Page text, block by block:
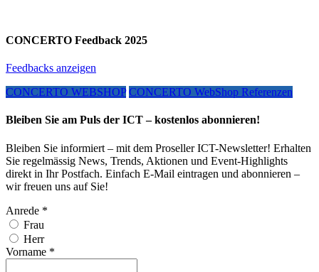
CONCERTO Feedback 2025
Feedbacks anzeigen
CONCERTO WEBSHOP CONCERTO WebShop Referenzen
Bleiben Sie am Puls der ICT – kostenlos abonnieren!
Bleiben Sie informiert – mit dem Proseller ICT-Newsletter! Erhalten
Sie regelmässig News, Trends, Aktionen und Event-Highlights
direkt in Ihr Postfach. Einfach E-Mail eintragen und abonnieren –
wir freuen uns auf Sie!
Anrede *
Frau
Herr
Vorname *